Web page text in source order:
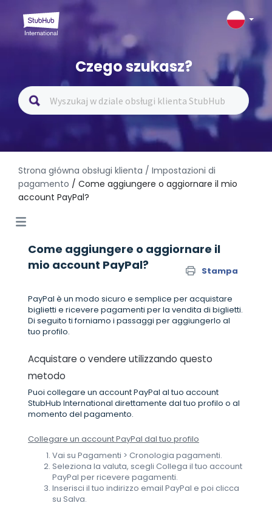
Czego szukasz?
Strona główna obsługi klienta / Impostazioni di
pagamento / Come aggiungere o aggiornare il mio
account PayPal?
Come aggiungere o aggiornare il
mio account PayPal?
Stampa
PayPal è un modo sicuro e semplice per acquistare
biglietti e ricevere pagamenti per la vendita di biglietti.
Di seguito ti forniamo i passaggi per aggiungerlo al
tuo profilo.
Acquistare o vendere utilizzando questo
metodo
Puoi collegare un account PayPal al tuo account
StubHub International direttamente dal tuo profilo o al
momento del pagamento.
Collegare un account PayPal dal tuo profilo
Vai su Pagamenti > Cronologia pagamenti.
Seleziona la valuta, scegli Collega il tuo account
PayPal per ricevere pagamenti.
Inserisci il tuo indirizzo email PayPal e poi clicca
su Salva.